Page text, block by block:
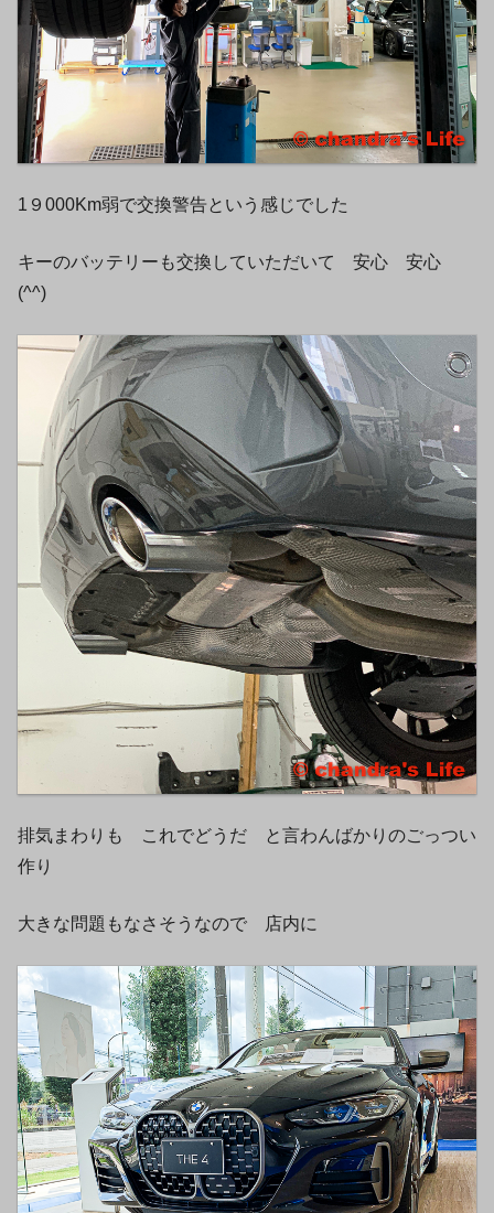
1９000Km弱で交換警告という感じでした
キーのバッテリーも交換していただいて 安心 安心
(^^)
排気まわりも これでどうだ と言わんばかりのごっつい
作り
大きな問題もなさそうなので 店内に